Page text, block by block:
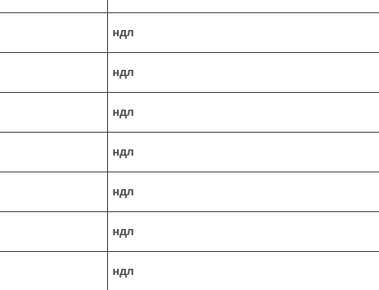
ндл
ндл
ндл
ндл
ндл
ндл
ндл